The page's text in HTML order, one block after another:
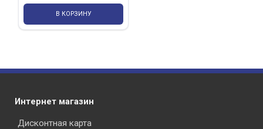
В КОРЗИНУ
Интернет магазин
Дисконтная карта